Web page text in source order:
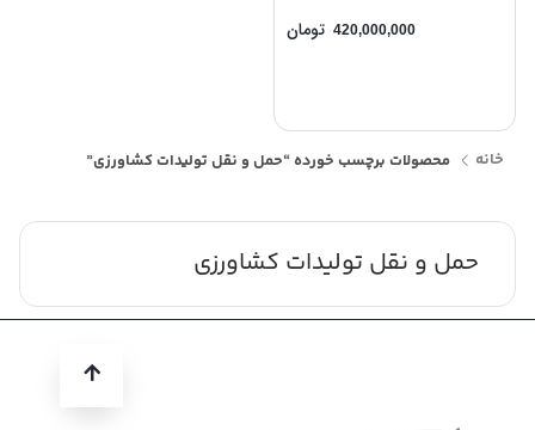
420,000,000 تومان
خانه محصولات برچسب خورده “حمل و نقل تولیدات کشاورزی”
حمل و نقل تولیدات کشاورزی